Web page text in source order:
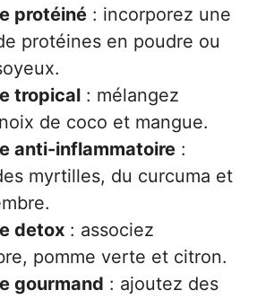
protéiné : incorporez une
protéines en poudre ou
tropical : mélangez
de coco et mangue.
anti-inflammatoire :
myrtilles, du curcuma et
detox : associez
pomme verte et citron.
gourmand : ajoutez des